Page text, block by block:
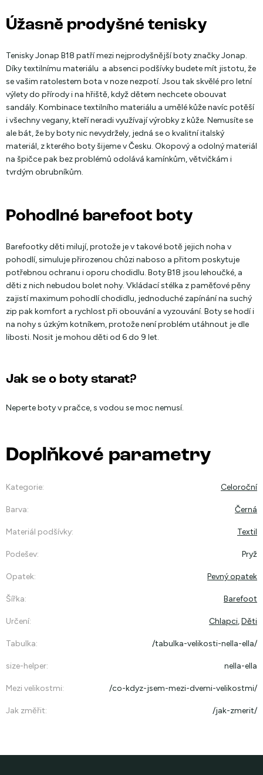
Úžasně prodyšné tenisky
Tenisky Jonap B18 patří mezi nejprodyšnější boty značky Jonap.
Díky textilnímu materiálu a absenci podšívky budete mít jistotu, že
se vašim ratolestem bota v noze nezpotí. Jsou tak skvělé pro letní
výlety do přírody i na hřiště, když dětem nechcete obouvat
sandály. Kombinace textilního materiálu a umělé kůže navíc potěší
i všechny vegany, kteří neradi využívají výrobky z kůže. Nemusíte se
ale bát, že by boty nic nevydržely, jedná se o kvalitní italský
materiál, z kterého boty šijeme v Česku. Okopový a odolný materiál
na špičce pak bez problémů odolává kamínkům, větvičkám i
tvrdým obrubníkům.
Pohodlné barefoot boty
Barefootky děti milují, protože je v takové botě jejich noha v
pohodlí, simuluje přirozenou chůzi naboso a přitom poskytuje
potřebnou ochranu i oporu chodidlu. Boty B18 jsou lehoučké, a
děti z nich nebudou bolet nohy. Vkládací stélka z paměťové pěny
zajistí maximum pohodlí chodidlu, jednoduché zapínání na suchý
zip pak komfort a rychlost při obouvání a vyzouvání. Boty se hodí i
na nohy s úzkým kotníkem, protože není problém utáhnout je dle
libosti. Nosit je mohou děti od 6 do 9 let.
Jak se o boty starat?
Neperte boty v pračce, s vodou se moc nemusí.
Doplňkové parametry
Kategorie: Celoroční
Barva: Černá
Materiál podšívky: Textil
Podešev: Pryž
Opatek: Pevný opatek
Šířka: Barefoot
Určení: Chlapci,Děti
Tabulka: /tabulka-velikosti-nella-ella/
size-helper: nella-ella
Mezi velikostmi: /co-kdyz-jsem-mezi-dvemi-velikostmi/
Jak změřit: /jak-zmerit/